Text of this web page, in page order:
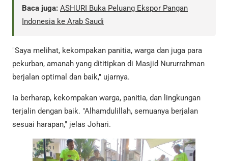
Baca juga: ASHURI Buka Peluang Ekspor Pangan
Indonesia ke Arab Saudi
"Saya melihat, kekompakan panitia, warga dan juga para
pekurban, amanah yang dititipkan di Masjid Nururrahman
berjalan optimal dan baik," ujarnya.
Ia berharap, kekompakan warga, panitia, dan lingkungan
terjalin dengan baik. "Alhamdulillah, semuanya berjalan
sesuai harapan," jelas Johari.